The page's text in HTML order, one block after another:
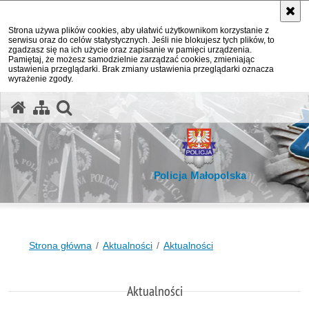
Strona używa plików cookies, aby ułatwić użytkownikom korzystanie z
serwisu oraz do celów statystycznych. Jeśli nie blokujesz tych plików, to
zgadzasz się na ich użycie oraz zapisanie w pamięci urządzenia.
Pamiętaj, że możesz samodzielnie zarządzać cookies, zmieniając
ustawienia przeglądarki. Brak zmiany ustawienia przeglądarki oznacza
wyrażenie zgody.
Policja Małopolska
Strona główna Aktualności Aktualności
Aktualności